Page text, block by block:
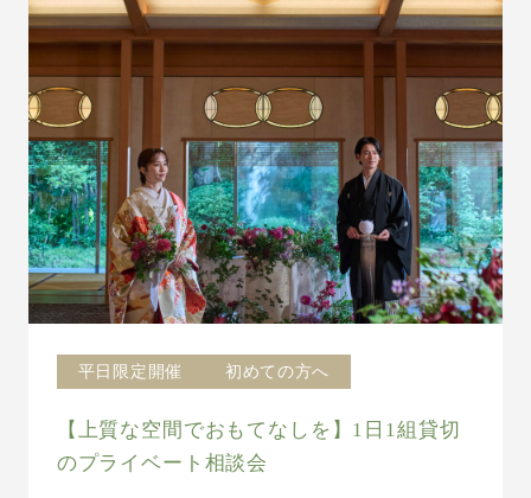
平日限定開催 初めての方へ
【上質な空間でおもてなしを】1日1組貸切
のプライベート相談会